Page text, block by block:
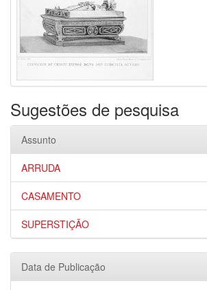
Sugestões de pesquisa
Assunto
ARRUDA
CASAMENTO
SUPERSTIÇÃO
Data de Publicação